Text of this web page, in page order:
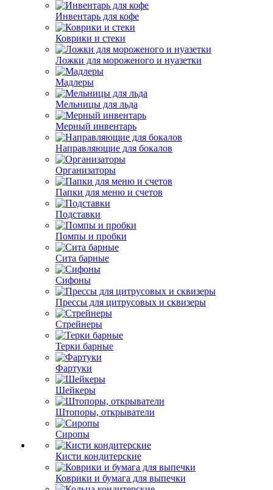
Инвентарь для кофе
Коврики и стеки
Ложки для мороженого и нуазетки
Мадлеры
Мельницы для льда
Мерный инвентарь
Направляющие для бокалов
Организаторы
Папки для меню и счетов
Подставки
Помпы и пробки
Сита барные
Сифоны
Прессы для цитрусовых и сквизеры
Стрейнеры
Терки барные
Фартуки
Шейкеры
Штопоры, открыватели
Сиропы
Кисти кондитерские
Коврики и бумага для выпечки